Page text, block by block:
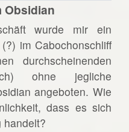
Obsidian
wurde mir ein
im Cabochonschliff
durchscheinenden
ohne jegliche
angeboten. Wie
dass es sich
handelt?